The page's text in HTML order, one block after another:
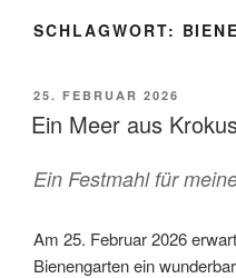
SCHLAGWORT:
VERÖFFENTLICHT
AM
25. FEBRUAR 2026
Ein Meer aus
Ein Festmahl für
Am 25. Februar 2026
Bienengarten ein